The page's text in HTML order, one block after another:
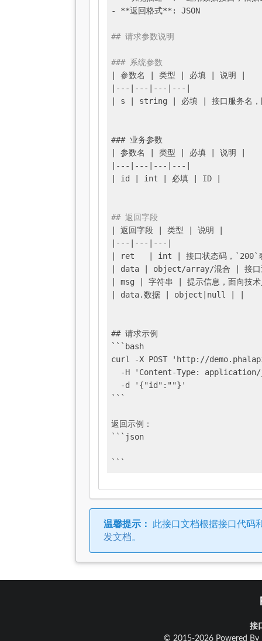
- **返回格式**: JSON
## 请求参数说明
### 系统参数
| 参数名 |
类型 | 必填 | 说明
--- |---| --- |---|
| s |
string | 必填 | 接口服务名
### 业务参数
参数名 | 类型 | 必填
| 说明 |
|---|
--- |---| ---
id | int | 必填 | ID |
## 返回字段
| 返回字段 |
类型
| 说明 |
|---|
--- |---|
int
| 接口状态码，`200`
| data |
object/array/混合
| 接
| msg |
字符串
| 提示信息，面向技
| data.数据 |
object |null |
## 请求示例
```bash
curl -X POST 'http://
-H 'Content-Type:
  -d '{"id":""}'
```
返回示例：
```json
```
温馨提示：
此接口文档根据接口代码
发文档。
接
© 2015-2026 Powered By